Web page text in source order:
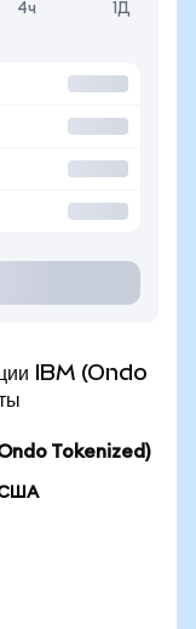
4ч 1Д
IBM (Ondo
Tokenized)
США